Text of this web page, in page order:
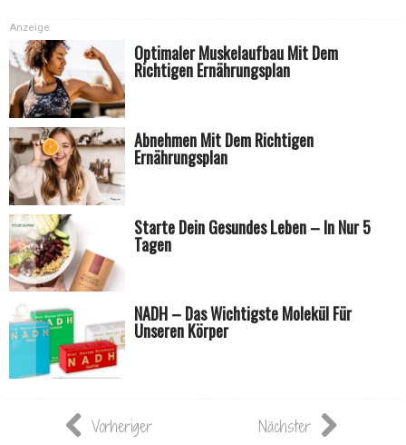
Optimaler Muskelaufbau Mit Dem
Richtigen Ernährungsplan
Abnehmen Mit Dem Richtigen
Ernährungsplan
Starte Dein Gesundes Leben – In Nur 5
Tagen
NADH – Das Wichtigste Molekül Für
Unseren Körper
Anzeige
Vorheriger Nächster